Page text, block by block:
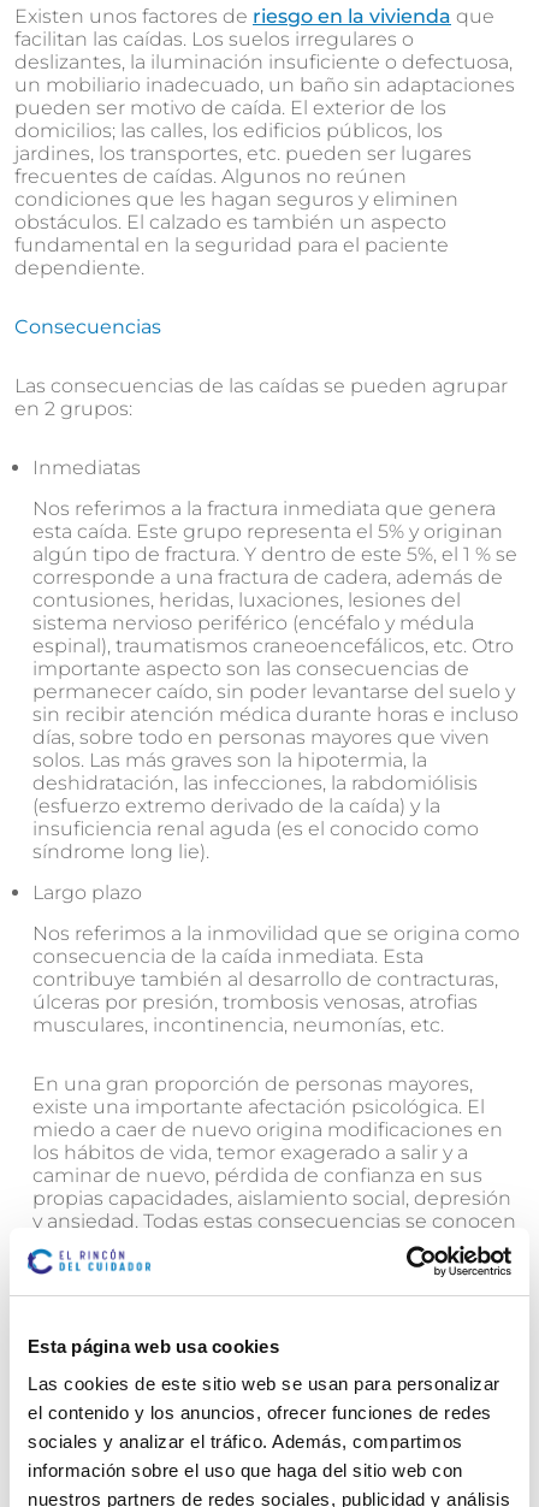
Esta página web usa cookies
Las cookies de este sitio web se usan para personalizar
el contenido y los anuncios, ofrecer funciones de redes
sociales y analizar el tráfico. Además, compartimos
información sobre el uso que haga del sitio web con
nuestros partners de redes sociales, publicidad y análisis
Existen unos factores de riesgo en la vivienda que
facilitan las caídas. Los suelos irregulares o
deslizantes, la iluminación insuficiente o defectuosa,
un mobiliario inadecuado, un baño sin adaptaciones
pueden ser motivo de caída. El exterior de los
domicilios; las calles, los edificios públicos, los
jardines, los transportes, etc. pueden ser lugares
frecuentes de caídas. Algunos no reúnen
condiciones que les hagan seguros y eliminen
obstáculos. El calzado es también un aspecto
fundamental en la seguridad para el paciente
dependiente.
Consecuencias
Las consecuencias de las caídas se pueden agrupar
en 2 grupos:
Inmediatas
Nos referimos a la fractura inmediata que genera
esta caída. Este grupo representa el 5% y originan
algún tipo de fractura. Y dentro de este 5%, el 1 % se
corresponde a una fractura de cadera, además de
contusiones, heridas, luxaciones, lesiones del
sistema nervioso periférico (encéfalo y médula
espinal), traumatismos craneoencefálicos, etc. Otro
importante aspecto son las consecuencias de
permanecer caído, sin poder levantarse del suelo y
sin recibir atención médica durante horas e incluso
días, sobre todo en personas mayores que viven
solos. Las más graves son la hipotermia, la
deshidratación, las infecciones, la rabdomiólisis
(esfuerzo extremo derivado de la caída) y la
insuficiencia renal aguda (es el conocido como
síndrome long lie).
Largo plazo
Nos referimos a la inmovilidad que se origina como
consecuencia de la caída inmediata. Esta
contribuye también al desarrollo de contracturas,
úlceras por presión, trombosis venosas, atrofias
musculares, incontinencia, neumonías, etc.
En una gran proporción de personas mayores,
existe una importante afectación psicológica. El
miedo a caer de nuevo origina modificaciones en
los hábitos de vida, temor exagerado a salir y a
caminar de nuevo, pérdida de confianza en sus
propias capacidades, aislamiento social, depresión
y ansiedad. Todas estas consecuencias se conocen
como “síndrome pos caída”, que muchas veces se
ve favorecido, sin querer, por la actitud de los
familiares y profesionales de la salud.
Desde el Rincón del Cuidador queremos ser tu
guía y darte información relevante para ti en cada
momento del cuidado del paciente dependiente o
con demencia.
Te animamos a suscribirte a nuestra Newsletter,
dónde recibirás mensualmente en tu correo